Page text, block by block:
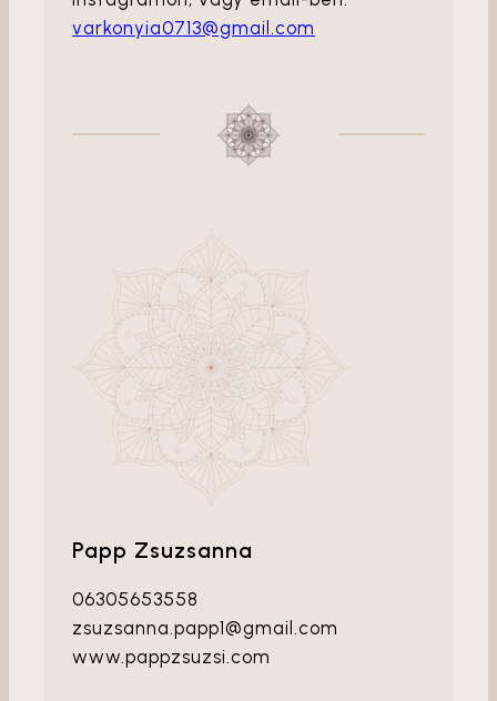
varkonyia0713@gmail.com
Papp Zsuzsanna
06305653558
zsuzsanna.papp1@gmail.com
www.pappzsuzsi.com